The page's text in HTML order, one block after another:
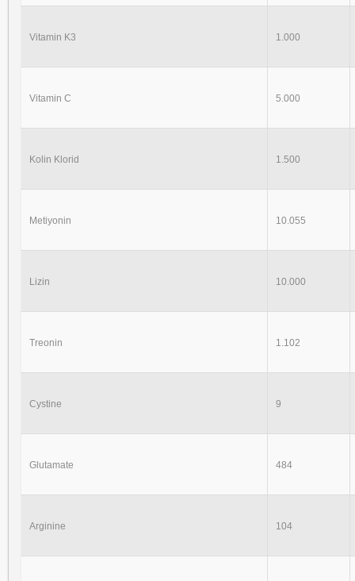
Vitamin K3 1.000
Vitamin C 5.000
Kolin Klorid 1.500
Metiyonin 10.055
Lizin 10.000
Treonin 1.102
Cystine 9
Glutamate 484
Arginine 104